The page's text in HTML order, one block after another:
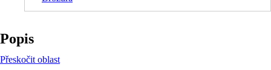
Popis
Přeskočit oblast